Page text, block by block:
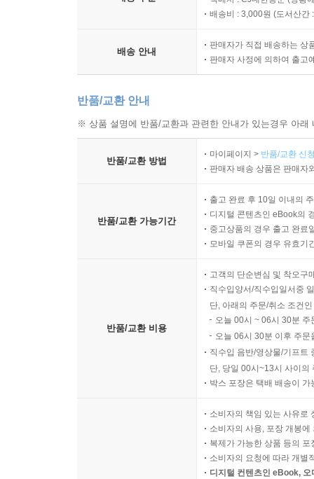
배송비 : 3,000원 (도서산간
배송 안내
판매자가 직접 배송하는 상
판매자 사정에 의하여 출고
반품/교환 안내
※ 상품 설명에 반품/교환과 관련한 안내가 있는경우 아
반품/교환 방법
마이페이지 > 반품/교환 신
판매자 배송 상품은 판매자
반품/교환 가능기간
출고 완료 후 10일 이내의
디지털 콘텐츠인 eBook의
중고상품의 경우 출고 완료
모바일 쿠폰의 경우 유효기
반품/교환 비용
고객의 단순변심 및 착오구
직수입양서/직수입일서중
단, 아래의 주문/취소 조건
오늘 00시 ~ 06시 30분
오늘 06시 30분 이후 주
직수입 음반/영상물/기프트
단, 당일 00시~13시 사이의
박스 포장은 택배 배송이
소비자의 책임 있는 사유로
소비자의 사용, 포장 개봉
복제가 가능한 상품 등의
소비자의 요청에 따라 개별
디지털 컨텐츠인 eBook,